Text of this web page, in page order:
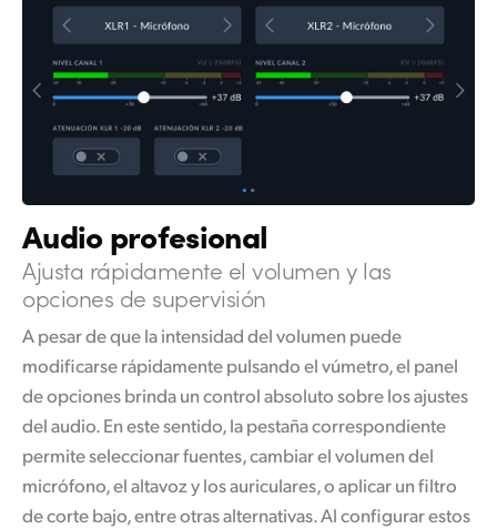
Audio profesional
Ajusta rápidamente el volumen y las
opciones de supervisión
A pesar de que la intensidad del volumen puede
modificarse rápidamente pulsando el vúmetro, el panel
de opciones brinda un control absoluto sobre los ajustes
del audio. En este sentido, la pestaña correspondiente
permite seleccionar fuentes, cambiar el volumen del
micrófono, el altavoz y los auriculares, o aplicar un filtro
de corte bajo, entre otras alternativas. Al configurar estos